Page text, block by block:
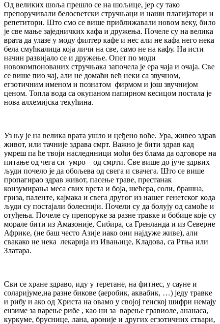
Од великих шоља прешло се на шољице, јер су тако
препоручивали белосветски стручњаци и наши плагијатори и
репетитори. Што смо се више приближавали новом веку, било
је све мање заједничких кафа и дружења. Почеле су на велика
врата да улазе у моду филтер кафе и нес али не кафа него нека
бела смућкалица која личи на све, само не на кафу. На исти
начин развијало се и дружење. Опет по моди
новокомпонованих стручњака започела је ера чаја и очаја. Све
се више пио чај, али не домаћи већ неки са звучном,
егзотичним именом и познатом фирмом и још звучнијом
ценом. Топла вода са окупаном папирном кесицом постала је
нова алхемијска текућина.
Уз њу је на велика врата ушло и цеђено воће. Ура, живео здрав
живот, или тачније здрава смрт. Важно је бити здрав кад
умреш па ће твоји наследнници моћи без блама да одговоре на
питање од чега си умро – од смрти. Све више до јуче здрвих
људи почело је да обољева од свега и свачега. Што се више
пропагирао здрав живот, пасење траве, престанак
конзумирања меса свих врста и боја, шећера, соли, брашна,
гриза, паленте, кајмака и свега другог из нашег генетског кода
људи су постајали болеснији. Почели су да болују од самоће и
отуђења. Почеле су препоруке за разне травке и бобице које су
морале бити из Амазоније, Сибира, са Гренланда и из Северне
Африке, (не баш често Азије иако они најдуже живе), али
свакако не нека лекарија из Ивањице, Кладова, са Ртња или
Златара.
Сви се хране здраво, иду у теретане, на фитнес, у сауне и
соларијуме,на разне бикове (аеробик, аквабик, …) једу травке
и рибу и ако од Христа на овамо у својој генској шифри немају
ензиме за варење рибе , као ни за варење гравиоле, ананаса,
куркуме, бруснице, лана, ароније и других егзотичних ствари,